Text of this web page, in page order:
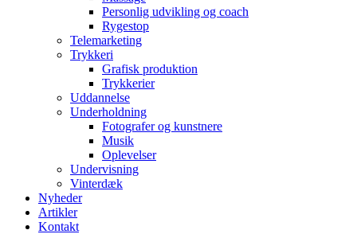
Personlig udvikling og coach
Rygestop
Telemarketing
Trykkeri
Grafisk produktion
Trykkerier
Uddannelse
Underholdning
Fotografer og kunstnere
Musik
Oplevelser
Undervisning
Vinterdæk
Nyheder
Artikler
Kontakt